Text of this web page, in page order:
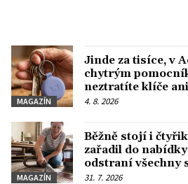
MAGAZÍN
Jinde za tisíce, v
chytrým
neztratíte klíče
4. 8. 2026
MAGAZÍN
Běžně stojí i
zařadil do
odstraní všechny
31. 7. 2026